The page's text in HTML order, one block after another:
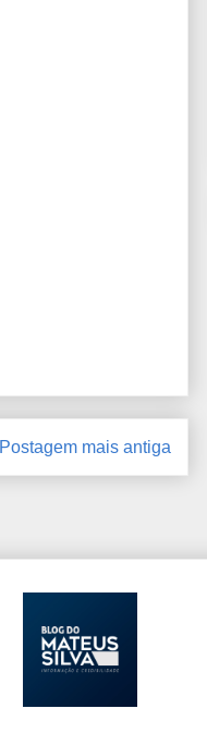
Postagem mais antiga